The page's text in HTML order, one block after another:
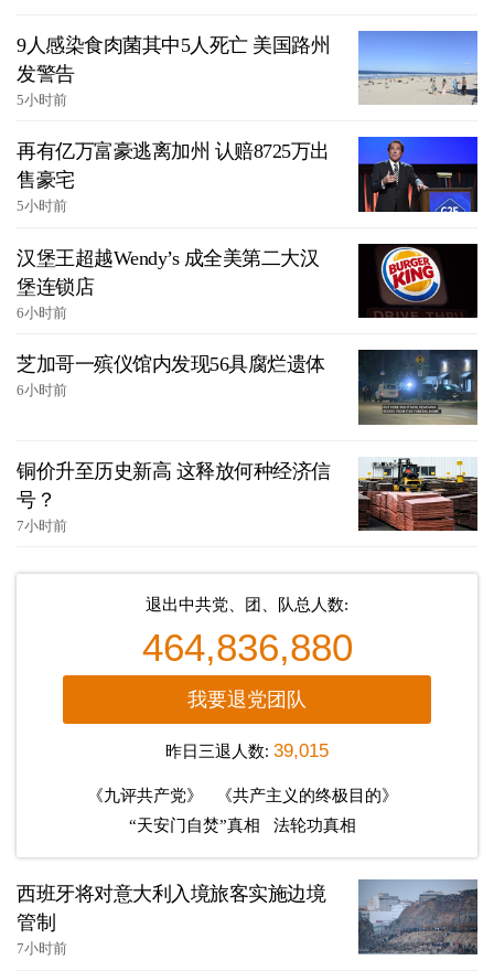
9人感染食肉菌其中5人死亡 美国路州
发警告
5小时前
再有亿万富豪逃离加州 认赔8725万出
售豪宅
5小时前
汉堡王超越Wendy’s 成全美第二大汉
堡连锁店
6小时前
芝加哥一殡仪馆内发现56具腐烂遗体
6小时前
铜价升至历史新高 这释放何种经济信
号？
7小时前
退出中共党、团、队总人数:
464,836,880
我要退党团队
昨日三退人数: 39,015
《九评共产党》
《共产主义的终极目的》
“天安门自焚”真相
法轮功真相
西班牙将对意大利入境旅客实施边境
管制
7小时前